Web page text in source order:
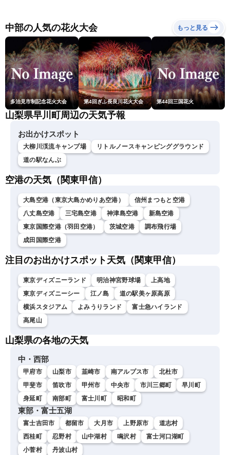
郎〉
中部の人気の花火大会 もっと見る
多治見市制記念花火大会 第4回ぎふ長良川花火大会 第44回三国花火
山梨県早川町周辺の天気予報
お出かけスポット
大柳川渓流キャンプ場
リトルノースキャンピンググラウンド
道の駅なんぶ
空港の天気（関東甲信）
大島空港（東京大島かめりあ空港）
信州まつもと空港
八丈島空港
三宅島空港 神津島空港
新島空港
東京国際空港（羽田空港）
茨城空港
調布飛行場
成田国際空港
注目のお出かけスポット天気（関東甲信）
東京ディズニーランド 明治神宮野球場
上高地
東京ディズニーシー
江ノ島
道の駅美ヶ原高原
横浜スタジアム
よみうりランド
富士急ハイランド
高尾山
山梨県の各地の天気
中・西部
甲府市 山梨市 韮崎市 南アルプス市
北杜市
甲斐市
笛吹市 甲州市 中央市 市川三郷町
早川町
身延町
南部町 富士川町 昭和町
東部・富士五湖
富士吉田市 都留市 大月市 上野原市
道志村
西桂町
忍野村 山中湖村 鳴沢村
富士河口湖町
小菅村
丹波山村